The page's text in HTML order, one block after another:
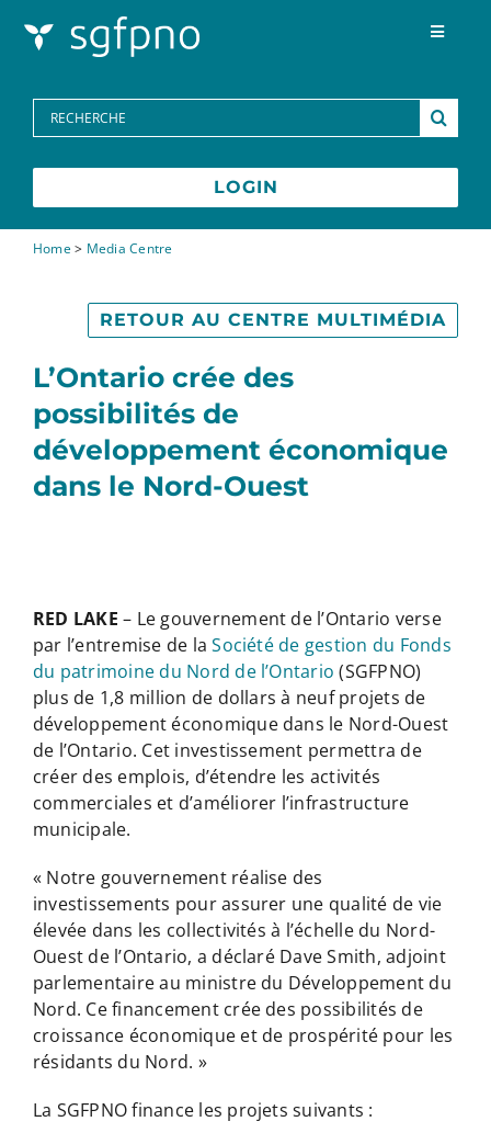
Toggle
FAQs
Contactez-nous
Search
for:
LOGIN
Home> Media Centre
L’Ontario crée des
possibilités de
développement économique
dans le Nord-Ouest
RETOUR AU CENTRE MULTIMÉDIA
RED LAKE – Le gouvernement de l’Ontario verse
par l’entremise de laSociété de gestion du Fonds
du patrimoine du Nord de l’Ontario (SGFPNO)
plus de 1,8 million de dollars à neuf projets de
développement économique dans le Nord-Ouest
de l’Ontario. Cet investissement permettra de
créer des emplois, d’étendre les activités
commerciales et d’améliorer l’infrastructure
municipale.
« Notre gouvernement réalise des
investissements pour assurer une qualité de vie
élevée dans les collectivités à l’échelle du Nord-
Ouest de l’Ontario, a déclaré Dave Smith, adjoint
parlementaire au ministre du Développement du
Nord. Ce financement crée des possibilités de
croissance économique et de prospérité pour les
résidants du Nord. »
La SGFPNO finance les projets suivants :